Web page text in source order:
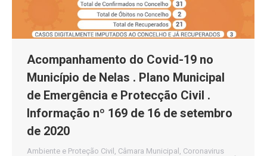
Acompanhamento do Covid-19 no
Município de Nelas . Plano Municipal
de Emergência e Protecção Civil .
Informação nº 169 de 16 de setembro
de 2020
Ambiente e Proteção Civil Câmara Municipal Coronavirus